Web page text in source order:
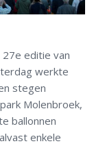
editie van
werkte
stegen
Molenbroek,
ballonnen
enkele